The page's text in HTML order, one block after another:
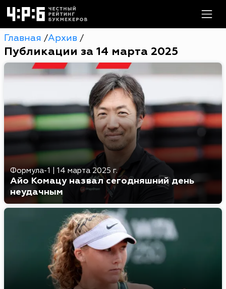
Главная /Архив /
Публикации за 14 марта 2025
Формула-1 14 марта 2025 г.
Айо Комацу назвал сегодняшний день
неудачным